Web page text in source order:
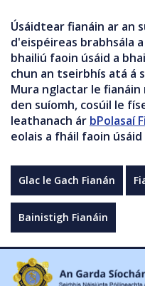
Úsáidtear fianáin ar an
d'eispéireas brabhsála
bhailiú faoin úsáid a
chun an tseirbhís atá á
Mura nglactar le
den suíomh, cosúil le
leathanach ár bPolasaí
eolais a fháil faoin
Glac le Gach Fianán
Bainistigh Fianáin